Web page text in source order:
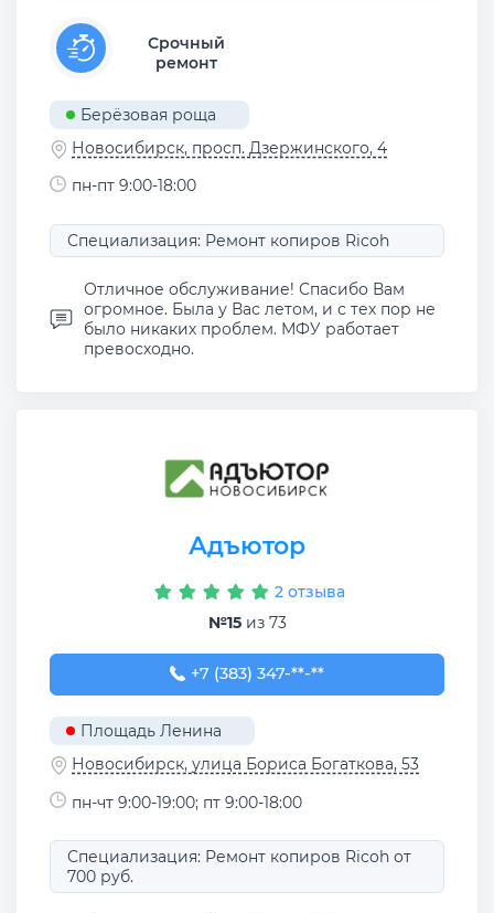
Срочный
ремонт
Берёзовая роща
Новосибирск, просп. Дзержинского, 4
пн-пт 9:00-18:00
Специализация: Ремонт копиров Ricoh
Отличное обслуживание! Спасибо Вам
огромное. Была у Вас летом, и с тех пор не
было никаких проблем. МФУ работает
превосходно.
Адъютор
2 отзыва
№15из 73
+7 (383) 347-11-88
+7 (383) 347-**-**
Площадь Ленина
Новосибирск, улица Бориса Богаткова, 53
пн-чт 9:00-19:00; пт 9:00-18:00
Специализация: Ремонт копиров Ricoh от
700 руб.